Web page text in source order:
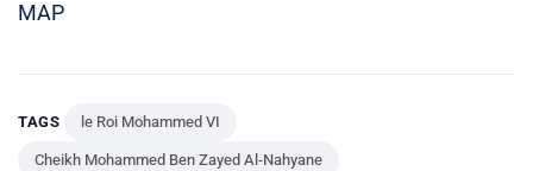
MAP
TAGS le Roi Mohammed VI
Cheikh Mohammed Ben Zayed Al-Nahyane